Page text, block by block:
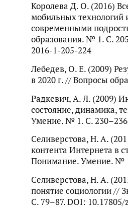
Королева Д. О. (2016)
мобильных технологий
современными
образования. № 1. С.
2016-1-205-224
Лебедев, О. Е. (2009)
в 2020 г. // Вопросы
Радкевич, А. Л. (2009)
состояние, динамика,
Умение. № 1. С.
Селиверстова, Н. А.
контента Интернета в
Понимание. Умение. №
Селиверстова, Н. А.
понятие социологии //
С. 79–87. DOI: